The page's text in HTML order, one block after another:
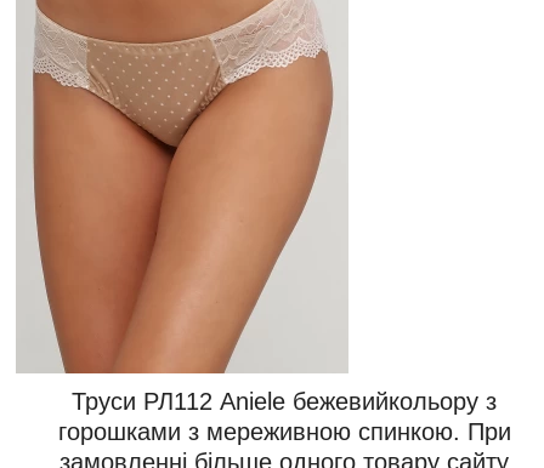
Труси РЛ112 Aniele бежевийкольору з
горошками з мереживною спинкою. При
замовленні більше одного товару сайту